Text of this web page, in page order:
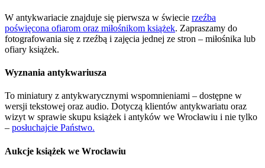
W antykwariacie znajduje się pierwsza w świecie rzeźba
poświęcona ofiarom oraz miłośnikom książek. Zapraszamy do
fotografowania się z rzeźbą i zajęcia jednej ze stron – miłośnika lub
ofiary książek.
Wyznania antykwariusza
To miniatury z antykwarycznymi wspomnieniami – dostępne w
wersji tekstowej oraz audio. Dotyczą klientów antykwariatu oraz
wizyt w sprawie skupu książek i antyków we Wrocławiu i nie tylko
– posłuchajcie Państwo.
Aukcje książek we Wrocławiu